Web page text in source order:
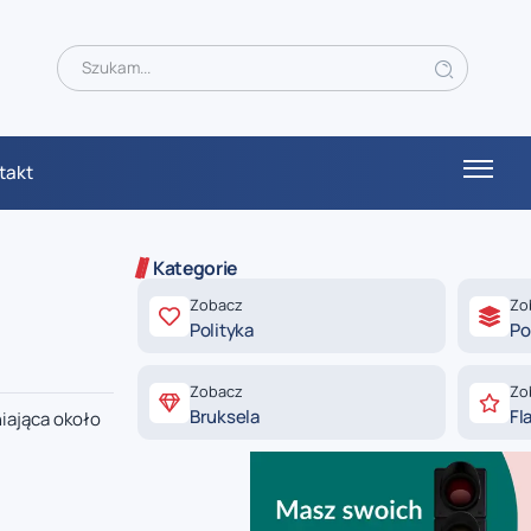
około
Kategorie
Zobacz
Polityka
Zobacz
Bruksela